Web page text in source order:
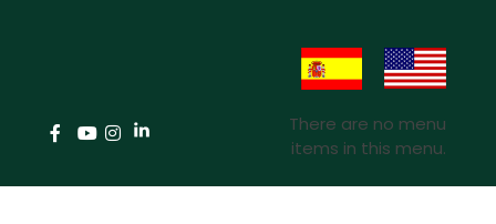
There are no menu
items in this menu.